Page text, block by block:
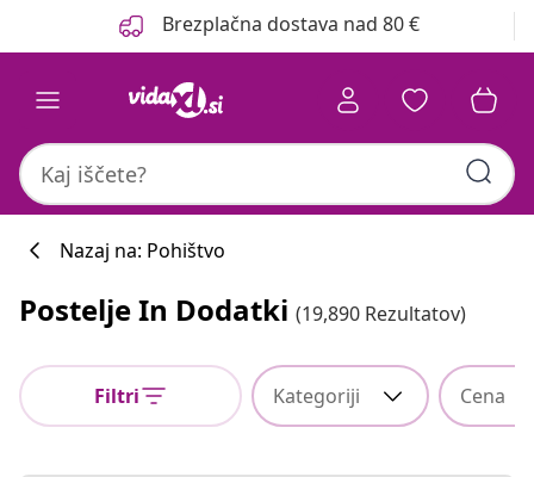
Brezplačna dostava nad 80 €
Nazaj na: Pohištvo
Postelje In Dodatki (19,890 Rezultatov)
Filtri Kategoriji Cena